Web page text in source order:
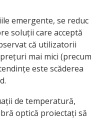
emergente, se reduc
soluții care acceptă
că utilizatorii
mai mici (precum
este scăderea
de temperatură,
optică proiectați să